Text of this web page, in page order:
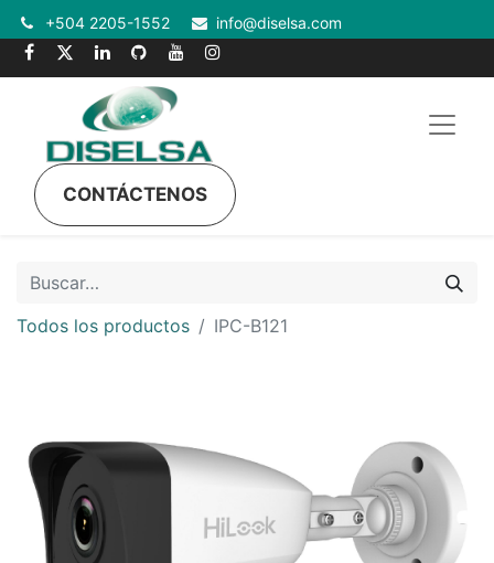
+504 2205-1552 info@diselsa.com
CONTÁCTENOS
Todos los productos IPC-B121